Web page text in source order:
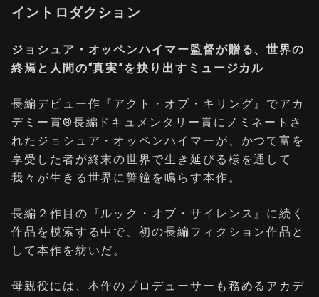
イントロダクション
ジョシュア・オッペンハイマー監督が贈る、世界の
終焉と人間の“真実”を抉り出すミュージカル
長編デビュー作『アクト・オブ・キリング』でアカ
デミー賞®長編ドキュメンタリー賞にノミネートさ
れたジョシュア・オッペンハイマーが、かつて富を
享受した者が終末の世界で生き延びる様を通して
我々が生きる世界に警鐘を鳴らす本作。
長編２作目の『ルック・オブ・サイレンス』に続く
作品を模索する中で、初の長編フィクション作品と
して本作を紡いだ。
母親役には、本作のプロデューサーも務めるアカデ